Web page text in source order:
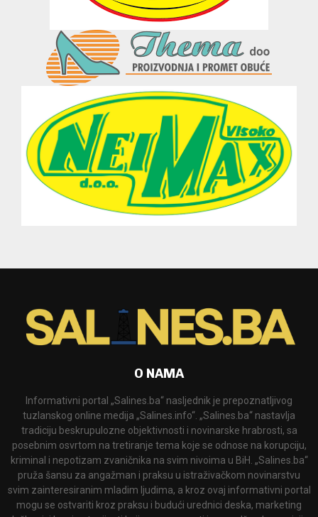
O NAMA
Informativni portal „Salines.ba“ nasljednik je prepoznatljivog
tuzlanskog online medija „Salines.info“. „Salines.ba“ nastavlja
tradiciju beskrupulozne objektivnosti i novinarske hrabrosti, sa
posebnim osvrtom na tretiranje tema koje se odnose na korupciju,
kriminal i nepotizam zvaničnika na svim nivoima u BiH. „Salines.ba“
pruža šansu za angažman i praksu u istraživačkom novinarstvu
svim zainteresiranim mladim ljudima, a kroz ovaj informativni portal
mogu se ostvariti kroz praksu i budući urednici deska, marketing